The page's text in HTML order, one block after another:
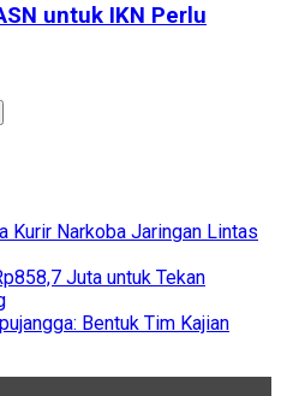
untuk IKN Perlu
Kurir Narkoba Jaringan Lintas
Juta untuk Tekan
Bentuk Tim Kajian